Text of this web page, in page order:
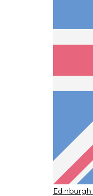
Edinburgh